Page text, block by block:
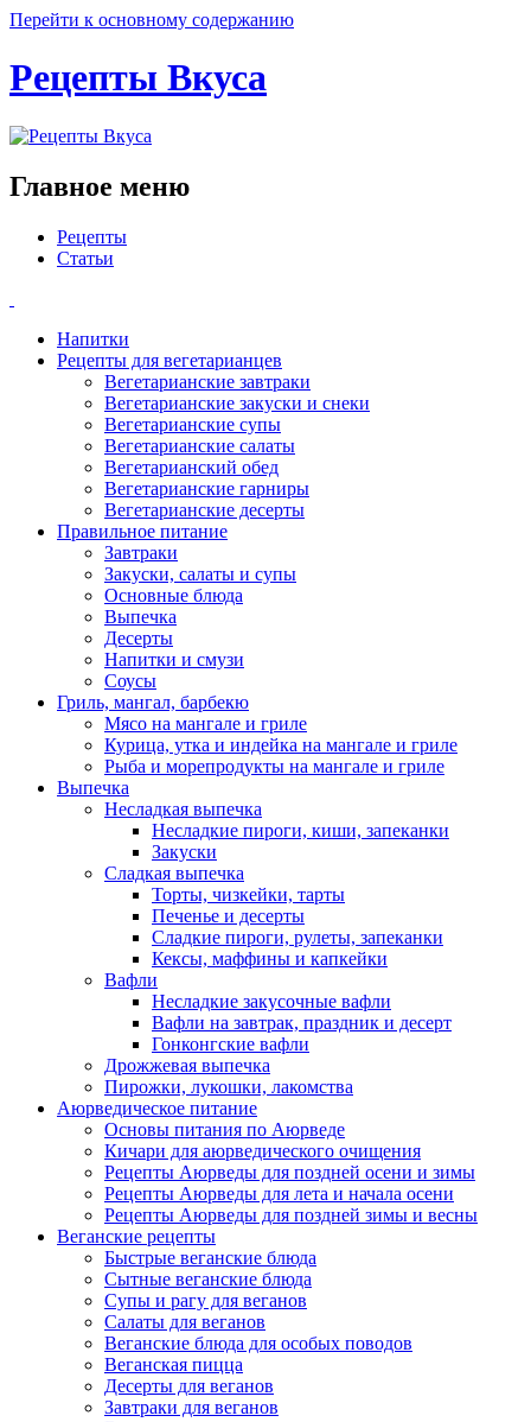
Перейти к основному содержанию
Рецепты Вкуса
Главное меню
Рецепты
Статьи
Напитки
Рецепты для вегетарианцев
Вегетарианские завтраки
Вегетарианские закуски и снеки
Вегетарианские супы
Вегетарианские салаты
Вегетарианский обед
Вегетарианские гарниры
Вегетарианские десерты
Правильное питание
Завтраки
Закуски, салаты и супы
Основные блюда
Выпечка
Десерты
Напитки и смузи
Соусы
Гриль, мангал, барбекю
Мясо на мангале и гриле
Курица, утка и индейка на мангале и гриле
Рыба и морепродукты на мангале и гриле
Выпечка
Несладкая выпечка
Несладкие пироги, киши, запеканки
Закуски
Сладкая выпечка
Торты, чизкейки, тарты
Печенье и десерты
Сладкие пироги, рулеты, запеканки
Кексы, маффины и капкейки
Вафли
Несладкие закусочные вафли
Вафли на завтрак, праздник и десерт
Гонконгские вафли
Дрожжевая выпечка
Пирожки, лукошки, лакомства
Аюрведическое питание
Основы питания по Аюрведе
Кичари для аюрведического очищения
Рецепты Аюрведы для поздней осени и зимы
Рецепты Аюрведы для лета и начала осени
Рецепты Аюрведы для поздней зимы и весны
Веганские рецепты
Быстрые веганские блюда
Сытные веганские блюда
Супы и рагу для веганов
Салаты для веганов
Веганские блюда для особых поводов
Веганская пицца
Десерты для веганов
Завтраки для веганов